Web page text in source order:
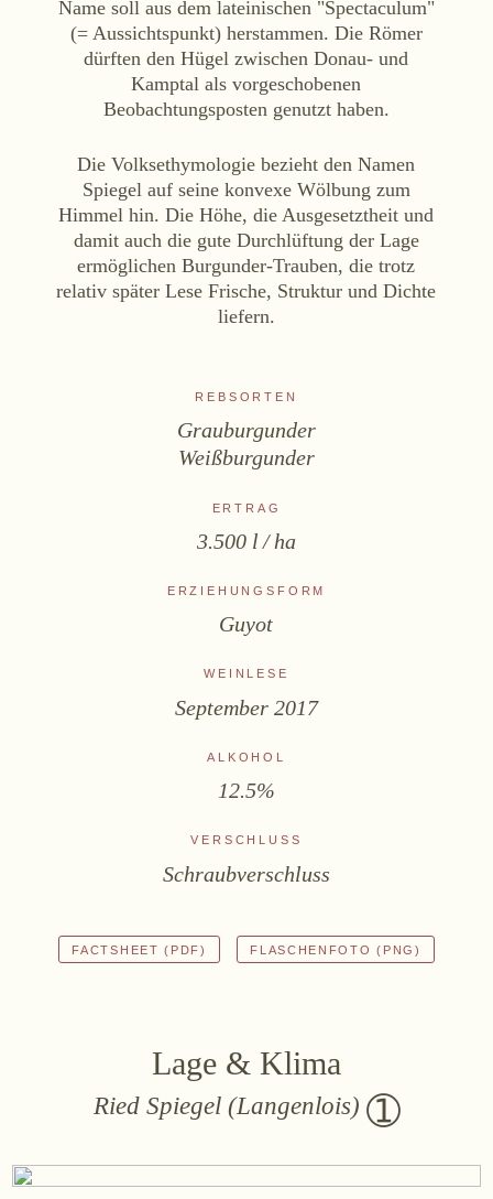
ÜBER UNS
Aktuelles
Termine
Tagebuch
Team
Presse
Kontakt
Zwettlerstraße 23 3550 Langenlois Österreich
Name soll aus dem lateinischen "Spectaculum"
(= Aussichtspunkt) herstammen. Die Römer
dürften den Hügel zwischen Donau- und
Kamptal als vorgeschobenen
Beobachtungsposten genutzt haben.
Die Volksethymologie bezieht den Namen
Spiegel auf seine konvexe Wölbung zum
Himmel hin. Die Höhe, die Ausgesetztheit und
damit auch die gute Durchlüftung der Lage
ermöglichen Burgunder-Trauben, die trotz
relativ später Lese Frische, Struktur und Dichte
liefern.
REBSORTEN
Grauburgunder
Weißburgunder
ERTRAG
3.500 l / ha
ERZIEHUNGSFORM
Guyot
WEINLESE
September 2017
ALKOHOL
12.5%
VERSCHLUSS
Schraubverschluss
FACTSHEET (PDF) FLASCHENFOTO (PNG)
Lage & Klima
Ried Spiegel (Langenlois)